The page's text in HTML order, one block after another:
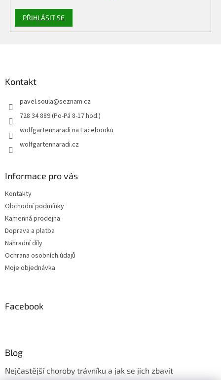
PŘIHLÁSIT SE
Kontakt
pavel.soula@seznam.cz
728 34 889 (Po-Pá 8-17 hod.)
wolfgartennaradi na Facebooku
wolfgartennaradi.cz
Informace pro vás
Kontakty
Obchodní podmínky
Kamenná prodejna
Doprava a platba
Náhradní díly
Ochrana osobních údajů
Moje objednávka
Facebook
Blog
Nejčastější choroby trávníku a jak se jich zbavit